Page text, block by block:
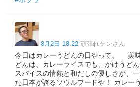
8月2日 18:22 頑張れケンさん
今日はカレーうどんの日やって。 美
どんは、カレーライスでも、かけうど
スパイスの情熱と和だしの優しさが、
た日本が誇るソウルフードや！ カレー